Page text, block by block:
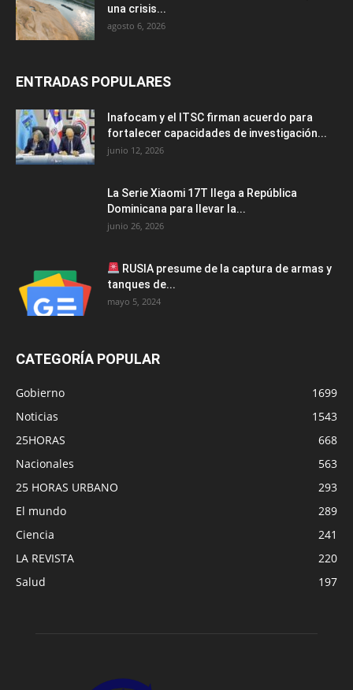
una crisis...
agosto 6, 2026
ENTRADAS POPULARES
Inafocam y el ITSC firman acuerdo para
fortalecer capacidades de investigación...
junio 12, 2026
La Serie Xiaomi 17T llega a República
Dominicana para llevar la...
junio 26, 2026
RUSIA presume de la captura de armas y
tanques de...
mayo 5, 2024
CATEGORÍA POPULAR
Gobierno
1699
Noticias
1543
25HORAS
668
Nacionales
563
25 HORAS URBANO
293
El mundo
289
Ciencia
241
LA REVISTA
220
Salud
197